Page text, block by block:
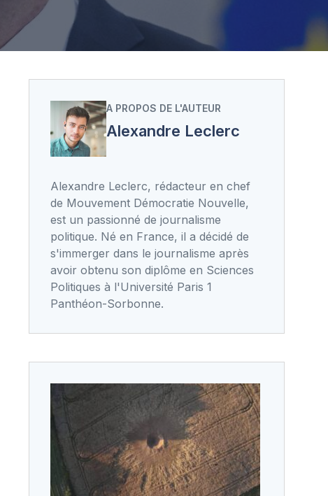
A PROPOS DE L'AUTEUR
Alexandre Leclerc
Alexandre Leclerc, rédacteur en chef
de Mouvement Démocratie Nouvelle,
est un passionné de journalisme
politique. Né en France, il a décidé de
s'immerger dans le journalisme après
avoir obtenu son diplôme en Sciences
Politiques à l'Université Paris 1
Panthéon-Sorbonne.